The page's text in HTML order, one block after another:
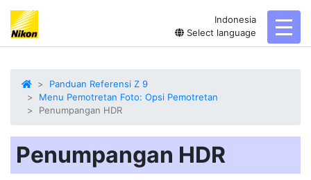
Indonesia
Select language
Panduan Referensi Z 9
Menu Pemotretan Foto: Opsi Pemotretan
Penumpangan HDR
Penumpangan HDR